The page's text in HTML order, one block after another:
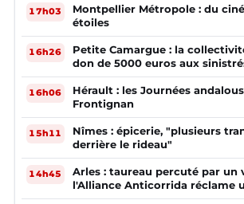
17h03
Montpellier Métropole : du
étoiles
16h26
Petite Camargue : la
don de 5000 euros aux
16h06
Hérault : les Journées
Frontignan
15h11
Nîmes : épicerie, "plusieurs
derrière le rideau"
14h45
Arles : taureau percuté par un
l'Alliance Anticorrida réclame